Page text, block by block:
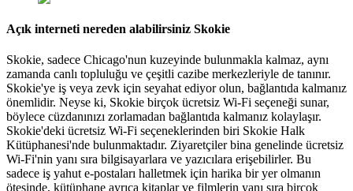
Açık interneti nereden alabilirsiniz Skokie
Skokie, sadece Chicago'nun kuzeyinde bulunmakla kalmaz, aynı
zamanda canlı topluluğu ve çeşitli cazibe merkezleriyle de tanınır.
Skokie'ye iş veya zevk için seyahat ediyor olun, bağlantıda kalmanız
önemlidir. Neyse ki, Skokie birçok ücretsiz Wi-Fi seçeneği sunar,
böylece cüzdanınızı zorlamadan bağlantıda kalmanız kolaylaşır.
Skokie'deki ücretsiz Wi-Fi seçeneklerinden biri Skokie Halk
Kütüphanesi'nde bulunmaktadır. Ziyaretçiler bina genelinde ücretsiz
Wi-Fi'nin yanı sıra bilgisayarlara ve yazıcılara erişebilirler. Bu
sadece iş yahut e-postaları halletmek için harika bir yer olmanın
ötesinde, kütüphane ayrıca kitaplar ve filmlerin yanı sıra birçok